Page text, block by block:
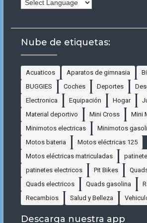
Nube de etiquetas:
Acuaticos Aparatos de gimnasia
BUGGIES
Coches Deportes
Electronica
Equipación Hogar
Material deportivo
Mini Cross
Mini
Minimotos electricas
Minimotos
Motos bateria
Motos eléctricas 125
Motos eléctricas matriculadas
patinetes electricos
Pit Bikes
Quads electricos
Quads gasolina
Recambios
Salud y Belleza
Descarga nuestra app